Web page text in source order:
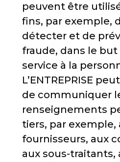
peuvent être
fins, par exemple,
détecter et de
fraude, dans le
service à la
L’ENTREPRISE
de communiquer
renseignements
tiers, par exemple,
fournisseurs, aux
aux sous-traitants,